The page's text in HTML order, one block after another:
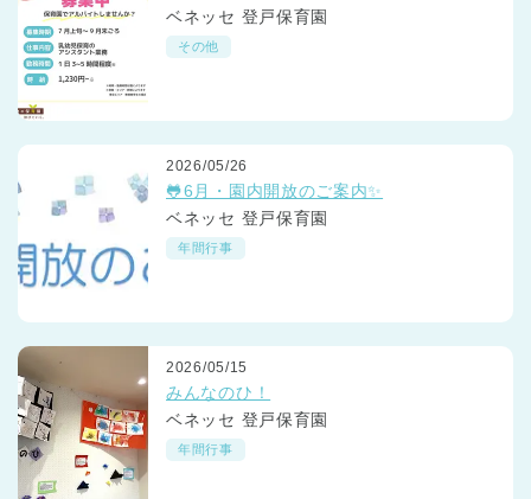
ベネッセ 登戸保育園
その他
2026/05/26
🐸6月・園内開放のご案内✨
ベネッセ 登戸保育園
年間行事
2026/05/15
みんなのひ！
ベネッセ 登戸保育園
年間行事